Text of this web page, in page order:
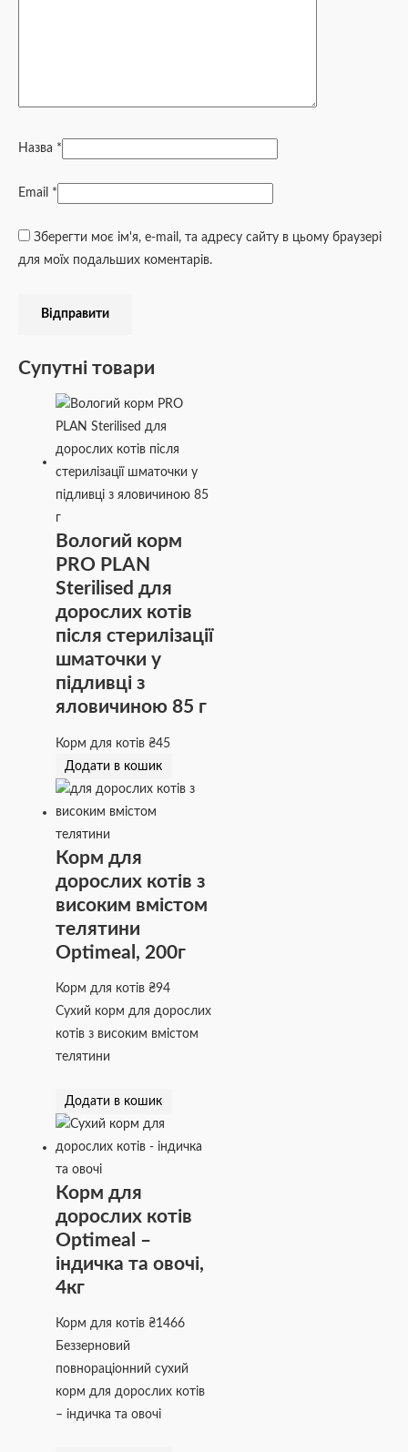
Назва *
Email *
Зберегти моє ім'я, e-mail, та адресу сайту в цьому браузері
для моїх подальших коментарів.
Супутні товари
Вологий корм
PRO PLAN
Sterilised для
дорослих котів
після стерилізації
шматочки у
підливці з
яловичиною 85 г
Корм для котів₴45
Додати в кошик
Корм для
дорослих котів з
високим вмістом
телятини
Optimeal, 200г
Корм для котів₴94
Сухий корм для дорослих
котів з високим вмістом
телятини
Додати в кошик
Корм для
дорослих котів
Optimeal –
індичка та овочі,
4кг
Корм для котів₴1466
Беззерновий
повнораціонний сухий
корм для дорослих котів
– індичка та овочі